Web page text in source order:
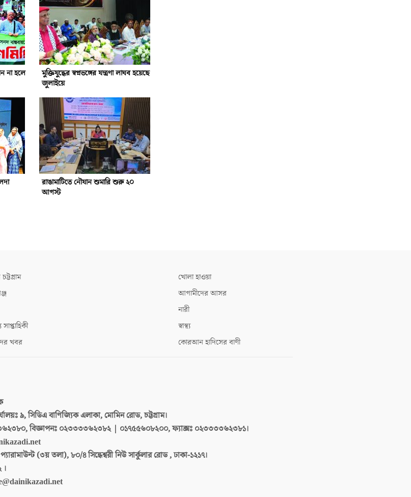
না হলে
মুক্তিযুদ্ধের স্বপ্নভঙ্গের যন্ত্রণা লাঘব হয়েছে
জুলাইয়ে
রাঙামাটিতে নৌযান শুমারি শুরু ২০
আগস্ট
সাপ্তাহিকী
খবর
খোলা হাওয়া
আগামীদের আসর
নারী
স্বাস্থ্য
কোরআন হাদিসের বাণী
৯, সিডিএ বাণিজ্যিক এলাকা, মোমিন রোড, চট্টগ্রাম।
বিজ্ঞাপনঃ ০২৩৩৩৩৬২৩৮২ | ০১৭৫৫৬০৮২০০, ফ্যাক্সঃ ০২৩৩৩৩৬২৩৮১।
(৩য় তলা), ৮০/৪ সিদ্ধেশ্বরী নিউ সার্কুলার রোড , ঢাকা-১২১৭।
।